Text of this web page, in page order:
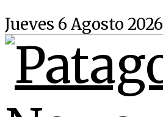
Jueves 6 Agosto 2026